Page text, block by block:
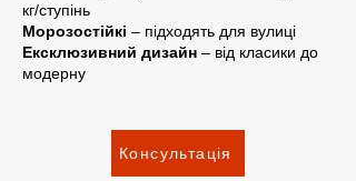
кг/ступінь
Морозостійкі – підходять для вулиці
Ексклюзивний дизайн – від класики до
модерну
Консультація